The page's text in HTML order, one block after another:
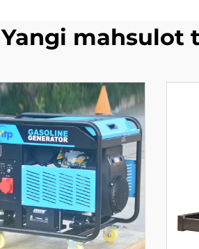
Yangi mahsulot